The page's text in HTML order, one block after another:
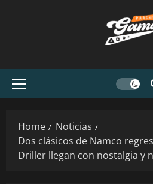
Home
Noticias
Dos clásicos de Namco
Driller llegan con nostalgia y